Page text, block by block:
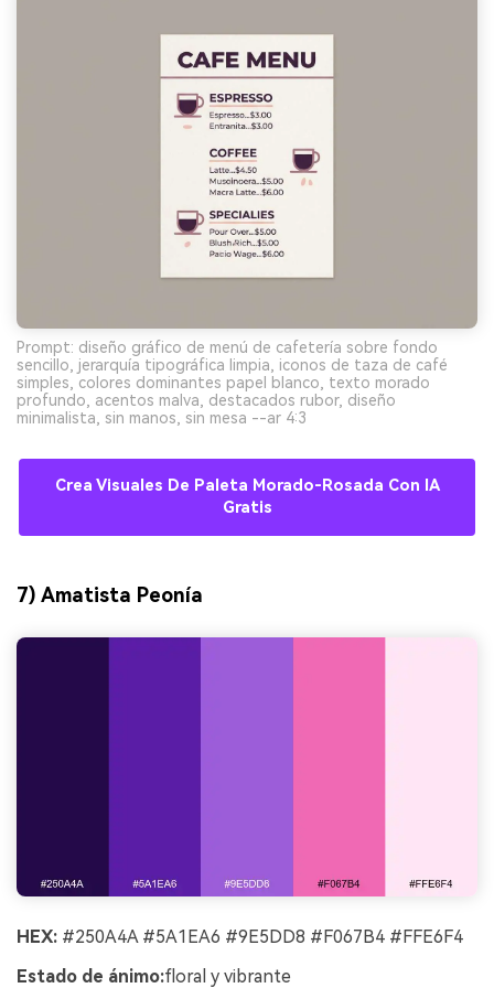
Prompt: diseño gráfico de menú de cafetería sobre fondo
sencillo, jerarquía tipográfica limpia, iconos de taza de café
simples, colores dominantes papel blanco, texto morado
profundo, acentos malva, destacados rubor, diseño
minimalista, sin manos, sin mesa --ar 4:3
Crea Visuales De Paleta Morado-Rosada Con IA
Gratis
7) Amatista Peonía
HEX: #250A4A #5A1EA6 #9E5DD8 #F067B4 #FFE6F4
Estado de ánimo:floral y vibrante